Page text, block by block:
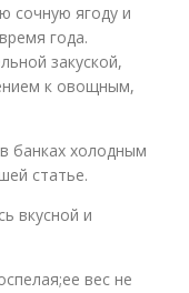
сочную ягоду и
года.
закуской,
к овощным,
банках холодным
статье.
вкусной и
вес не